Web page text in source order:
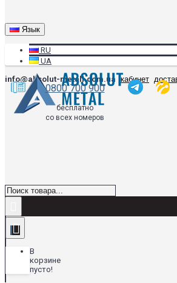
Язык
RU
UA
info@absolut-metall.com.ua
кабинет
0800 700 900
бесплатно
со всех номеров
В
корзине
пусто!